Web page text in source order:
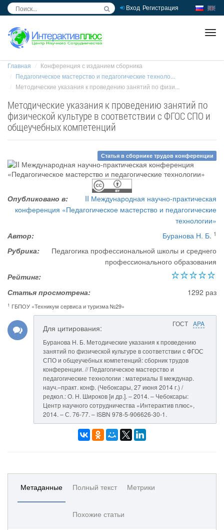
Вход Регистрация
Главная
Конференция с изданием сборника
Педагогическое мастерство и педагогические техноло...
Методические указания к проведению занятий по физи...
Методические указания к проведению занятий по
физической культуре в соответствии с ФГОС СПО и
общеучебных компетенций
Статья в сборнике трудов конференции
Опубликовано в:
II Международная научно-практическая
конференция «Педагогическое мастерство и педагогические
технологии»
Автор:
Буранова Н. Б. 1
Рубрика:
Педагогика профессиональной школы и среднего
профессионального образования
Рейтинг:
Статья просмотрена:
1292 раз
1 ГБПОУ «Техникум сервиса и туризма №29»
ГОСТ APA
Для цитирования:
Буранова Н. Б. Методические указания к проведению
занятий по физической культуре в соответствии с ФГОС
СПО и общеучебных компетенций: сборник трудов
конференции. // Педагогическое мастерство и
педагогические технологии : материалы II междунар.
науч.–практ. конф. (Чебоксары, 27 июня 2014 г.) /
редкол.: О. Н. Широков [и др.]. – 2014. – Чебоксары:
Центр научного сотрудничества «Интерактив плюс»,
2014. – С. 76-77. – ISBN 978-5-906626-30-1.
Метаданные Полный текст Метрики
Похожие статьи